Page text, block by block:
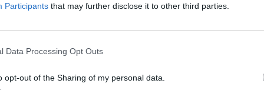
Participants that may further disclose it to other third parties.
Data Processing Opt Outs
opt-out of the Sharing of my personal data.
se vendi po merr të gjitha masat e nevojshme
të situatës aktuale.
i një muri me gjatësi 156 kilometra përgjatë
Muri në kufirin Turqi-Iran, është pjesërisht i
të ndriçimit përgjatë 109 kilometrave rrugë, dhe i